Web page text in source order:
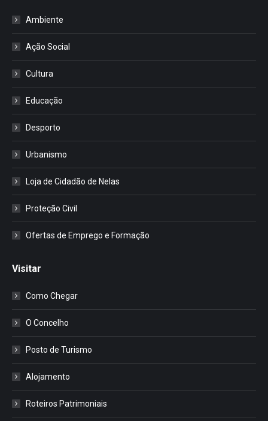
Ambiente
Ação Social
Cultura
Educação
Desporto
Urbanismo
Loja de Cidadão de Nelas
Proteção Civil
Ofertas de Emprego e Formação
Visitar
Como Chegar
O Concelho
Posto de Turismo
Alojamento
Roteiros Patrimoniais